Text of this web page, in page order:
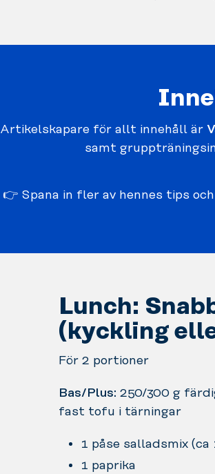
Artikelskapare för allt innehåll är
samt
👉 Spana in fler av hennes tips
Lunch:
(kyckling
För 2 portioner
Bas/Plus: 250/300 g
fast tofu i tärningar
1 påse salladsmix (ca
1 paprika